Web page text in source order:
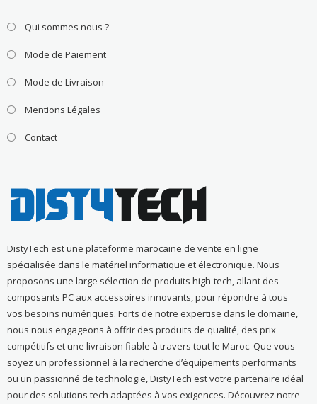
Qui sommes nous ?
Mode de Paiement
Mode de Livraison
Mentions Légales
Contact
DistyTech est une plateforme marocaine de vente en ligne
spécialisée dans le matériel informatique et électronique. Nous
proposons une large sélection de produits high-tech, allant des
composants PC aux accessoires innovants, pour répondre à tous
vos besoins numériques. Forts de notre expertise dans le domaine,
nous nous engageons à offrir des produits de qualité, des prix
compétitifs et une livraison fiable à travers tout le Maroc. Que vous
soyez un professionnel à la recherche d’équipements performants
ou un passionné de technologie, DistyTech est votre partenaire idéal
pour des solutions tech adaptées à vos exigences. Découvrez notre